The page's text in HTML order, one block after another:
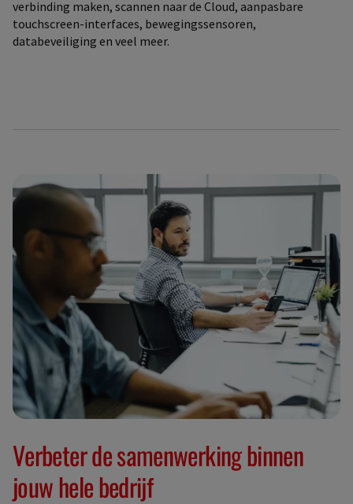
verbinding maken, scannen naar de Cloud, aanpasbare
touchscreen-interfaces, bewegingssensoren,
databeveiliging en veel meer.
Verbeter de samenwerking binnen
jouw hele bedrijf